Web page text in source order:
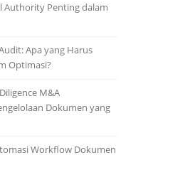
Authority Penting dalam
Apa yang Harus
Optimasi?
M&A
Dokumen yang
Workflow Dokumen